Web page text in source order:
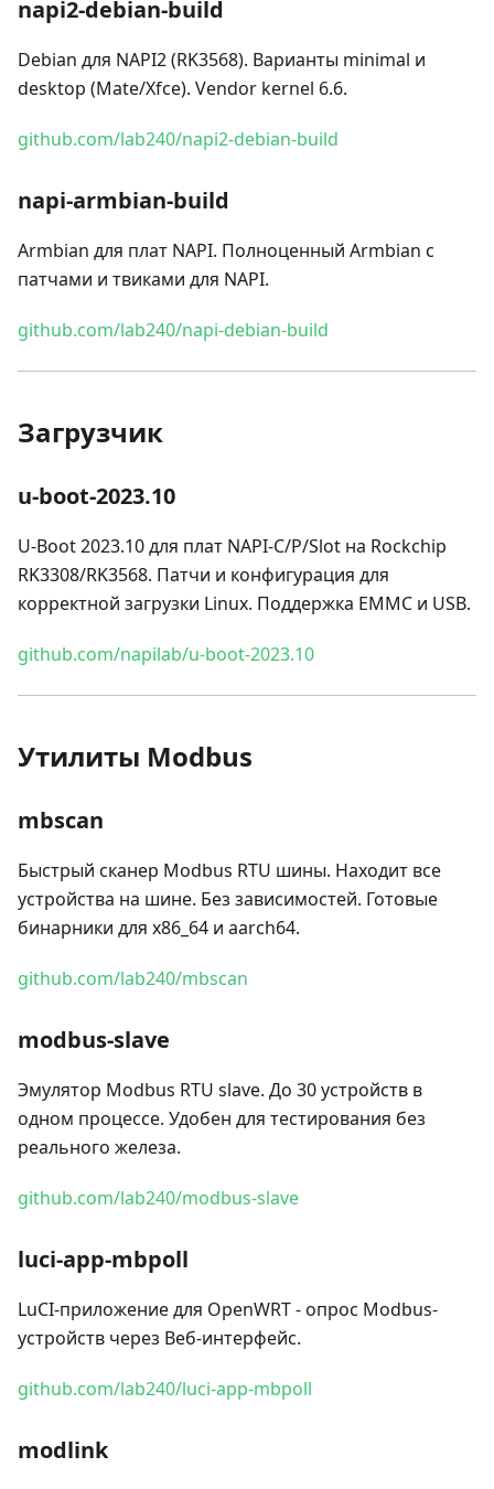
napi2-debian-build
Debian для NAPI2 (RK3568). Варианты minimal и
desktop (Mate/Xfce). Vendor kernel 6.6.
github.com/lab240/napi2-debian-build
napi-armbian-build
Armbian для плат NAPI. Полноценный Armbian с
патчами и твиками для NAPI.
github.com/lab240/napi-debian-build
Загрузчик
u-boot-2023.10
U-Boot 2023.10 для плат NAPI-C/P/Slot на Rockchip
RK3308/RK3568. Патчи и конфигурация для
корректной загрузки Linux. Поддержка EMMC и USB.
github.com/napilab/u-boot-2023.10
Утилиты Modbus
mbscan
Быстрый сканер Modbus RTU шины. Находит все
устройства на шине. Без зависимостей. Готовые
бинарники для x86_64 и aarch64.
github.com/lab240/mbscan
modbus-slave
Эмулятор Modbus RTU slave. До 30 устройств в
одном процессе. Удобен для тестирования без
реального железа.
github.com/lab240/modbus-slave
luci-app-mbpoll
LuCI-приложение для OpenWRT - опрос Modbus-
устройств через Веб-интерфейс.
github.com/lab240/luci-app-mbpoll
modlink